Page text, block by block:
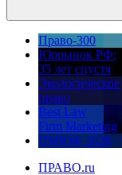
Право-300
Юррынок РФ:
35 лет спустя
Экологическое
право
Best Law
Firm Marketing
ПМЮФ 2026
ПРАВО.ru